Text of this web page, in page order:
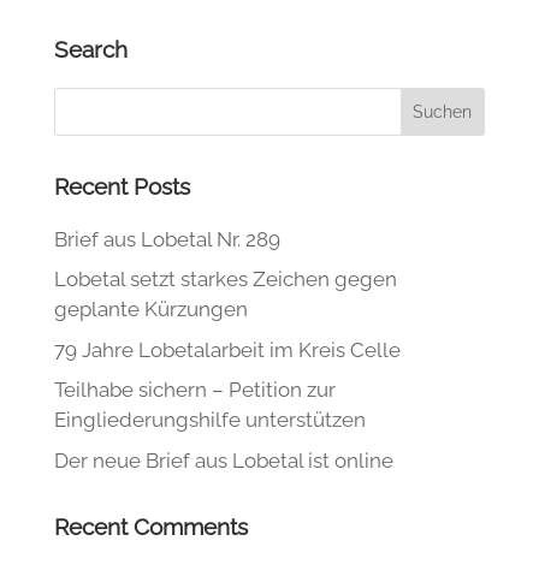
Search
Recent Posts
Brief aus Lobetal Nr. 289
Lobetal setzt starkes Zeichen gegen
geplante Kürzungen
79 Jahre Lobetalarbeit im Kreis Celle
Teilhabe sichern – Petition zur
Eingliederungshilfe unterstützen
Der neue Brief aus Lobetal ist online
Recent Comments